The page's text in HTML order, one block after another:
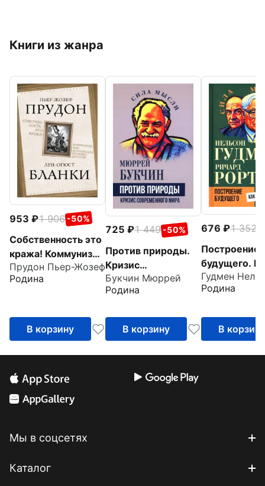
Книги из жанра
953 1 906 -50%
Собственность это
кража! Коммунизм
или ассоциация
производителей?
Прудон Пьер-Жозеф
Родина
В корзину
725 1 449 -50%
Против природы.
Кризис
современного мира
Букчин Мюррей
Родина
В корзину
676 1 352
Построение
будущего.
создается
Гудмен
Родина
В корзину
Мы в соцсетях
Каталог